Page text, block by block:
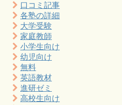
口コミ記事
各塾の詳細
大学受験
家庭教師
小学生向け
幼児向け
無料
英語教材
進研ゼミ
高校生向け